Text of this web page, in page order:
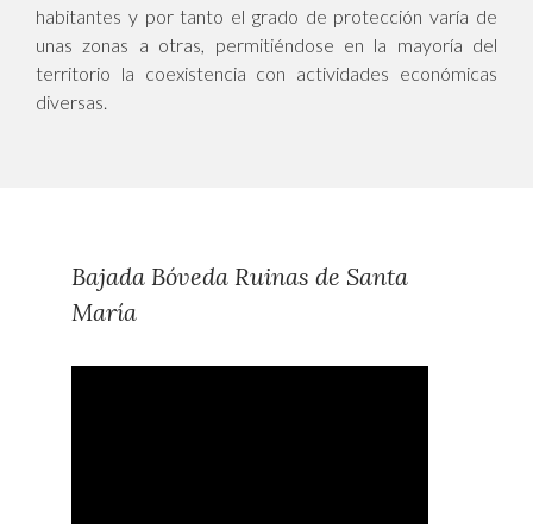
habitantes y por tanto el grado de protección varía de
unas zonas a otras, permitiéndose en la mayoría del
territorio la coexistencia con actividades económicas
diversas.
Bajada Bóveda Ruinas de Santa
María